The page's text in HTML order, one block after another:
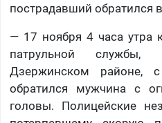
пострадавший обратился
— 17 ноября 4 часа утра
патрульной
Дзержинском районе,
обратился мужчина с
головы. Полицейские